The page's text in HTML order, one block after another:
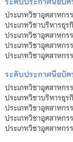
ประเภทวิชาอุตสาหกร
ประเภทวิชาบริหารธุร
ประเภทวิชาอุตสาหกร
ประเภทวิชาอุตสาหกร
ประเภทวิชาอุตสาหกร
ระดับประกาศนียบัต
ประเภทวิชาอุตสาหกร
ประเภทวิชาบริหารธุร
ประเภทวิชาอุตสาหกร
ประเภทวิชาอุตสาหกร
ประเภทวิชาอุตสาหกร